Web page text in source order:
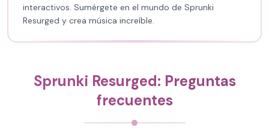
interactivos. Sumérgete en el mundo de Sprunki
Resurged y crea música increíble.
Sprunki Resurged: Preguntas
frecuentes